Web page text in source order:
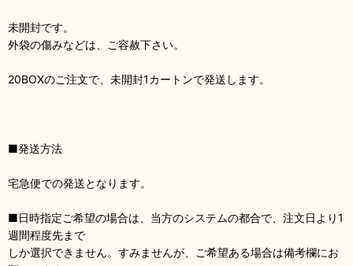
未開封です。
外袋の傷みなどは、ご容赦下さい。
20BOXのご注文で、未開封1カートンで発送します。
■発送方法
宅急便での発送となります。
■日時指定ご希望の場合は、当方のシステムの都合で、注文日より1
週間程度先まで
しか選択できません。すみませんが、ご希望ある場合は備考欄にお